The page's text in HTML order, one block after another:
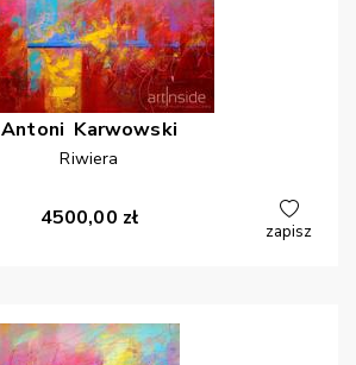
Antoni Karwowski
Riwiera
4500,00 zł
zapisz